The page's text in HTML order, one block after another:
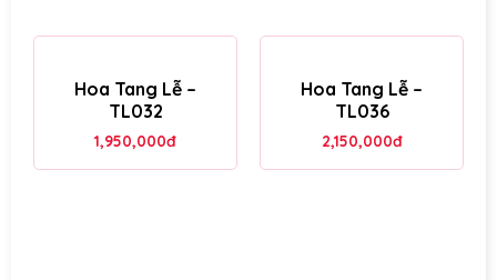
Hoa Tang Lễ –
TL032
1,950,000đ
Hoa Tang Lễ –
TL036
2,150,000đ